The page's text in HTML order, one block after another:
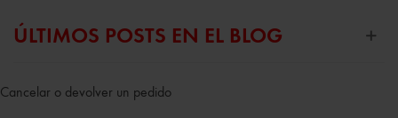
ÚLTIMOS POSTS EN EL BLOG
Cancelar o devolver un pedido